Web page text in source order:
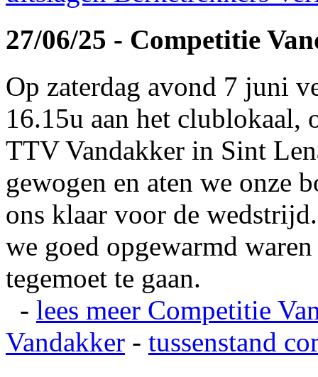
27/06/25 - Competitie
Op zaterdag avond 7 juni
16.15u aan het clublokaal,
TTV Vandakker in Sint
gewogen en aten we onze
ons klaar voor de
we goed opgewarmd
tegemoet te gaan.
- lees meer Competitie
Vandakker - tussenstand